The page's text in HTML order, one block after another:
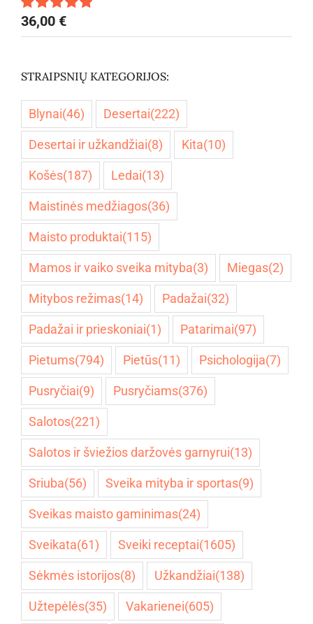
Įvertinimas:
5.00iš 5
36,00 €
STRAIPSNIŲ KATEGORIJOS:
Blynai(46) Desertai(222)
Desertai ir užkandžiai(8) Kita(10)
Košės(187) Ledai(13)
Maistinės medžiagos(36)
Maisto produktai(115)
Mamos ir vaiko sveika mityba(3) Miegas(2)
Mitybos režimas(14) Padažai(32)
Padažai ir prieskoniai(1) Patarimai(97)
Pietums(794) Pietūs(11) Psichologija(7)
Pusryčiai(9) Pusryčiams(376)
Salotos(221)
Salotos ir šviežios daržovės garnyrui(13)
Sriuba(56) Sveika mityba ir sportas(9)
Sveikas maisto gaminimas(24)
Sveikata(61) Sveiki receptai(1605)
Sėkmės istorijos(8) Užkandžiai(138)
Užtepėlės(35) Vakarienei(605)